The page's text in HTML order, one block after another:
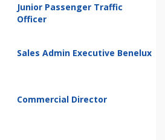
Junior Passenger Traffic
Officer
Sales Admin Executive Benelux
Commercial Director